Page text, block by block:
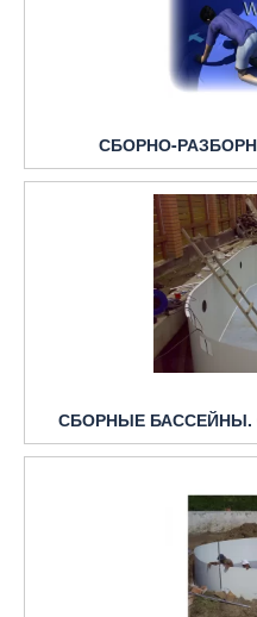
СБОРНО-
СБОРНЫЕ БАССЕЙНЫ.